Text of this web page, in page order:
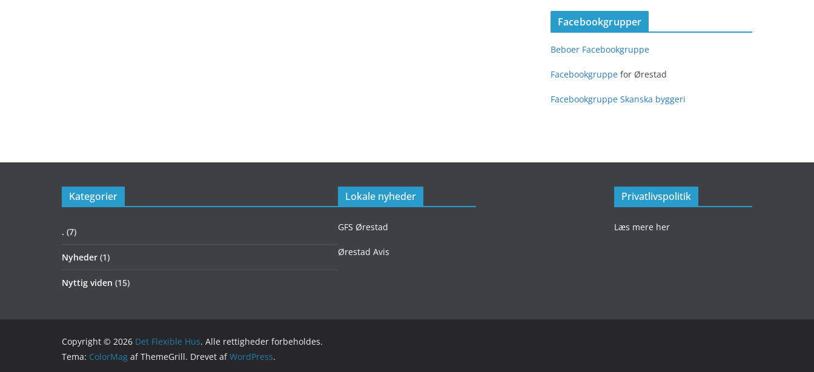
Facebookgrupper
Beboer Facebookgruppe
Facebookgruppe for Ørestad
Facebookgruppe Skanska byggeri
Kategorier
. (7)
Nyheder (1)
Nyttig viden (15)
Lokale nyheder
GFS Ørestad
Ørestad Avis
Privatlivspolitik
Læs mere her
Copyright © 2026 Det Flexible Hus. Alle rettigheder forbeholdes.
Tema: ColorMag af ThemeGrill. Drevet afWordPress.